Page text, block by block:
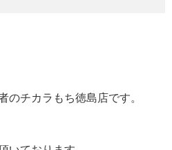
のチカラもち徳島店です。